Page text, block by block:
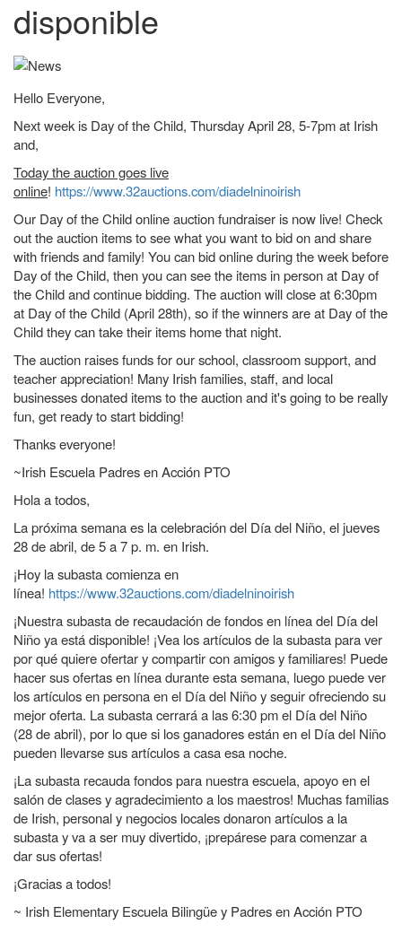
disponible
Hello Everyone,
Next week is Day of the Child, Thursday April 28, 5-7pm at Irish
and,
Today the auction goes live
online! https://www.32auctions.com/diadelninoirish
Our Day of the Child online auction fundraiser is now live! Check
out the auction items to see what you want to bid on and share
with friends and family! You can bid online during the week before
Day of the Child, then you can see the items in person at Day of
the Child and continue bidding. The auction will close at 6:30pm
at Day of the Child (April 28th), so if the winners are at Day of the
Child they can take their items home that night.
The auction raises funds for our school, classroom support, and
teacher appreciation! Many Irish families, staff, and local
businesses donated items to the auction and it's going to be really
fun, get ready to start bidding!
Thanks everyone!
~Irish Escuela Padres en Acción PTO
Hola a todos,
La próxima semana es la celebración del Día del Niño, el jueves
28 de abril, de 5 a 7 p. m. en Irish.
¡Hoy la subasta comienza en
línea! https://www.32auctions.com/diadelninoirish
¡Nuestra subasta de recaudación de fondos en línea del Día del
Niño ya está disponible! ¡Vea los artículos de la subasta para ver
por qué quiere ofertar y compartir con amigos y familiares! Puede
hacer sus ofertas en línea durante esta semana, luego puede ver
los artículos en persona en el Día del Niño y seguir ofreciendo su
mejor oferta. La subasta cerrará a las 6:30 pm el Día del Niño
(28 de abril), por lo que si los ganadores están en el Día del Niño
pueden llevarse sus artículos a casa esa noche.
¡La subasta recauda fondos para nuestra escuela, apoyo en el
salón de clases y agradecimiento a los maestros! Muchas familias
de Irish, personal y negocios locales donaron artículos a la
subasta y va a ser muy divertido, ¡prepárese para comenzar a
dar sus ofertas!
¡Gracias a todos!
~ Irish Elementary Escuela Bilingüe y Padres en Acción PTO